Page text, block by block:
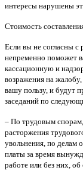
интересы нарушены
Стоимость
Если вы не согласны с
непременно поможет
кассационную и
возражения на
вашу пользу, и будут
заседаний по
– По трудовым
расторжения
увольнения, по делам
платы за время
работе или без них,